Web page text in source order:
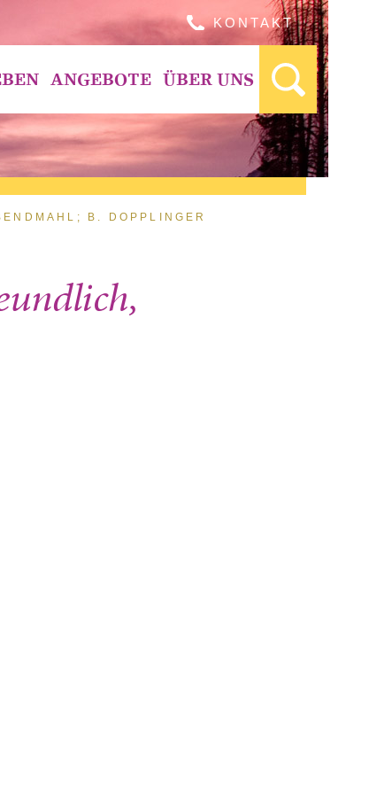
KONTAKT
ANGEBOTE ÜBER UNS
B. DOPPLINGER